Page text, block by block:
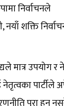
निर्वाचनले
शक्ति
मात्र उपयोग र
पार्टीले